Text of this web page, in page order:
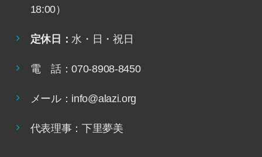
18:00）
定休日： 水・日・祝日
電 話：070-8908-8450
メール：info@alazi.org
代表理事：下里夢美